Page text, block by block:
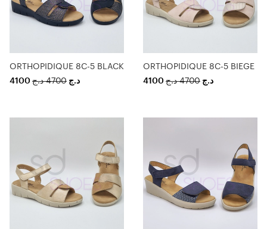
ORTHOPIDIQUE 8C-5 BLACK
4100
د.ج 4700 د.ج
ORTHOPIDIQUE 8C-5 BIEGE
4100
د.ج 4700 د.ج